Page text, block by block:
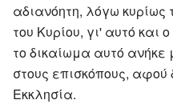
αδιανόητη, λόγω κυρίως
του Κυρίου, γι' αυτό και
το δικαίωμα αυτό ανήκε
στους επισκόπους, αφού
Εκκλησία.